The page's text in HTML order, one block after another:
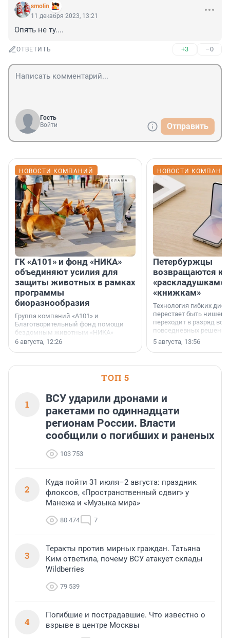
smolin
11 декабря 2023, 13:21
Опять не ту....
ОТВЕТИТЬ +3 –0
Гость
Войти
Отправить
НОВОСТИ КОМПАНИЙ
ГК «А101» и фонд «НИКА»
объединяют усилия для
защиты животных в рамках
программы
биоразнообразия
Группа компаний «А101» и
Благотворительный фонд помощи
бездомным животным «НИКА»
заключили соглашение о
6 августа, 12:26
НОВОСТИ
Петербуржцы
возвращаются к
«раскладушкам»
«книжкам»
Технология гибких
перестает быть
переходит в разряд
повседневных
5 августа, 13:56
ТОП 5
1
ВСУ ударили дронами и
ракетами по одиннадцати
регионам России. Власти
сообщили о погибших и раненых
103 753
2
Куда пойти 31 июля–2 августа: праздник
флоксов, «Пространственный сдвиг» у
Манежа и «Музыка мира»
80 474 7
3
Теракты против мирных граждан. Татьяна
Ким ответила, почему ВСУ атакует склады
Wildberries
79 539
4
Погибшие и пострадавшие. Что известно о
взрыве в центре Москвы